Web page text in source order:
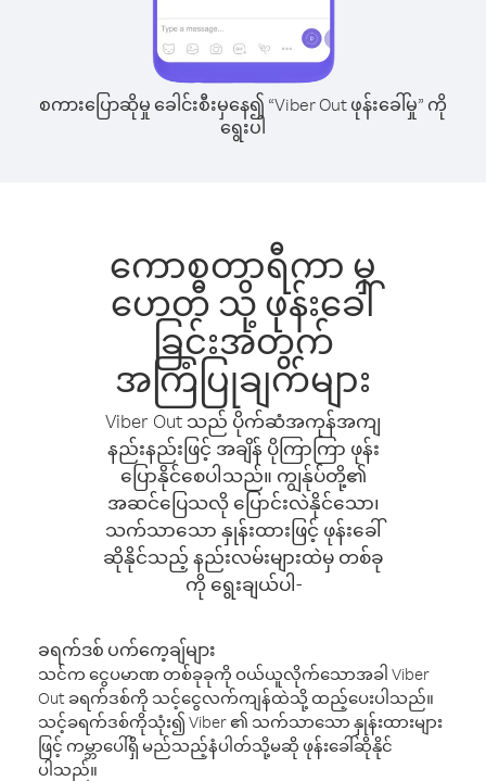
စကားပြောဆိုမှု ခေါင်းစီးမှနေ၍ “Viber Out ဖုန်းခေါ်မှု” ကို
ရွေးပါ
ကောစတာရီကာ မှ
ဟေတီ သို့ ဖုန်းခေါ်
ခြင်းအတွက်
အကြံပြုချက်များ
Viber Out သည် ပိုက်ဆံအကုန်အကျ
နည်းနည်းဖြင့် အချိန် ပိုကြာကြာ ဖုန်း
ပြောနိုင်စေပါသည်။ ကျွန်ုပ်တို့၏
အဆင်ပြေသလို ပြောင်းလဲနိုင်သော၊
သက်သာသော နှုန်းထားဖြင့် ဖုန်းခေါ်
ဆိုနိုင်သည့် နည်းလမ်းများထဲမှ တစ်ခု
ကို ရွေးချယ်ပါ-
ခရက်ဒစ် ပက်ကေ့ချ်များ
သင်က ငွေပမာဏ တစ်ခုခုကို ဝယ်ယူလိုက်သောအခါ Viber
Out ခရက်ဒစ်ကို သင့်ငွေလက်ကျန်ထဲသို့ ထည့်ပေးပါသည်။
သင့်ခရက်ဒစ်ကိုသုံး၍ Viber ၏ သက်သာသော နှုန်းထားများ
ဖြင့် ကမ္ဘာပေါ်ရှိ မည်သည့်နံပါတ်သို့မဆို ဖုန်းခေါ်ဆိုနိုင်
ပါသည်။